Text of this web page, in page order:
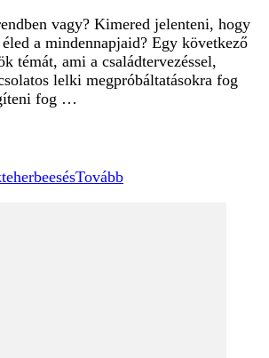
vagy? Kimered jelenteni, hogy
a mindennapjaid? Egy következő
témát, ami a családtervezéssel,
lelki megpróbáltatásokra fog
fog …
teherbeesésTovább